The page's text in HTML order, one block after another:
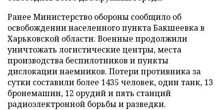
Ранее Министерство обороны сообщило об
освобождении населенного пункта Бакшеевка в
Харьковской области. Военные продолжили
уничтожать логистические центры, места
производства беспилотников и пункты
дислокации наемников. Потери противника за
сутки составили более 1435 человек, один танк, 13
бронемашин, 12 орудий и пять станций
радиоэлектронной борьбы и разведки.